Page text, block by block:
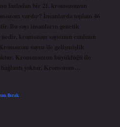
fazladan bir 21. kromozomun
vardır? İnsanlarda toplam 46
Bu sayı insanların genetik
kromozom sayısının canlının
sayısı ile gelişmişlik
Kromozomun büyüklüğü ile
bağlantı yoktur. Kromozom…
Bırak